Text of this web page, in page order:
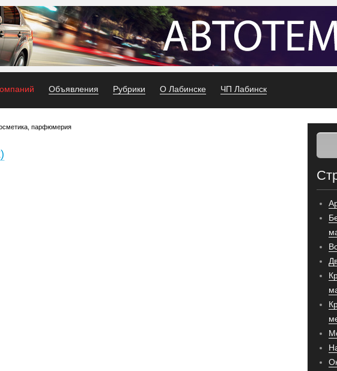
Объявления Рубрики О Лабинске ЧП Лабинск
парфюмерия